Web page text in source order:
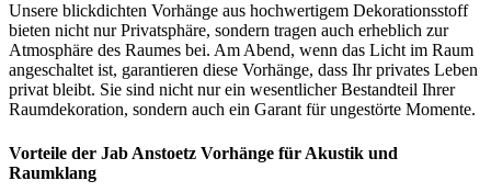
Unsere blickdichten Vorhänge aus hochwertigem Dekorationsstoff
bieten nicht nur Privatsphäre, sondern tragen auch erheblich zur
Atmosphäre des Raumes bei. Am Abend, wenn das Licht im Raum
angeschaltet ist, garantieren diese Vorhänge, dass Ihr privates Leben
privat bleibt. Sie sind nicht nur ein wesentlicher Bestandteil Ihrer
Raumdekoration, sondern auch ein Garant für ungestörte Momente.
Vorteile der Jab Anstoetz Vorhänge für Akustik und
Raumklang